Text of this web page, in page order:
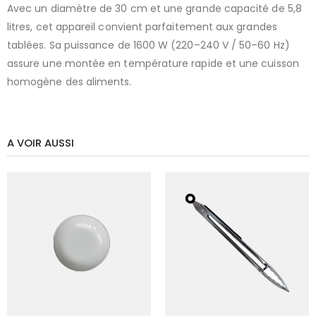
Avec un diamètre de 30 cm et une grande capacité de 5,8
litres, cet appareil convient parfaitement aux grandes
tablées. Sa puissance de 1600 W (220–240 V / 50–60 Hz)
assure une montée en température rapide et une cuisson
homogène des aliments.
A VOIR AUSSI